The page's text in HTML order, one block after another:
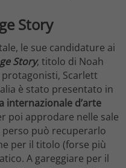
Story
le sue candidature ai
Story, titolo di Noah
Scarlett
è stato presentato in
internazionale d’arte
poi approdare nelle sale
perso può recuperarlo
per il titolo (forse più
A gareggiare per il